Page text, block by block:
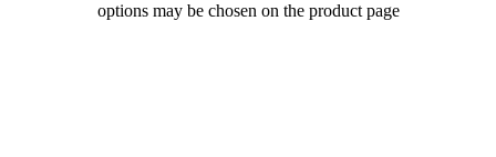
options may be chosen on the product page